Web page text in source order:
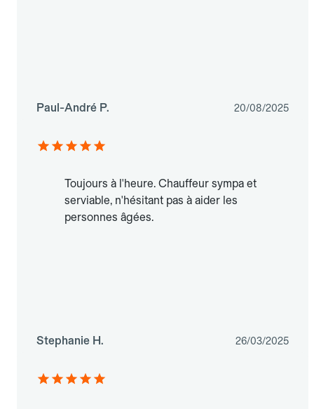
Paul-André P. 20/08/2025
Toujours à l'heure. Chauffeur sympa et
serviable, n'hésitant pas à aider les
personnes âgées.
Stephanie H. 26/03/2025